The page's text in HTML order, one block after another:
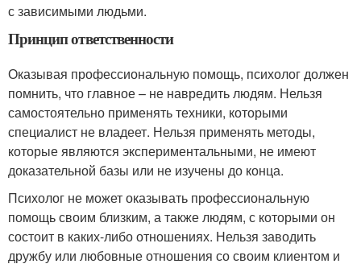
с зависимыми людьми.
Принцип ответственности
Оказывая профессиональную помощь, психолог должен
помнить, что главное – не навредить людям. Нельзя
самостоятельно применять техники, которыми
специалист не владеет. Нельзя применять методы,
которые являются экспериментальными, не имеют
доказательной базы или не изучены до конца.
Психолог не может оказывать профессиональную
помощь своим близким, а также людям, с которыми он
состоит в каких-либо отношениях. Нельзя заводить
дружбу или любовные отношения со своим клиентом и